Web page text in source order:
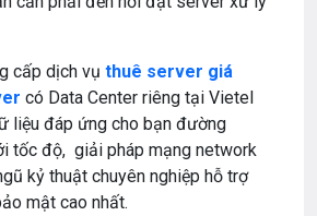
cấp dịch vụ thuê server giá
có Data Center riêng tại Vietel
liệu đáp ứng cho bạn đường
tốc độ, giải pháp mạng network
kỷ thuật chuyên nghiệp hỗ trợ
mật cao nhất.